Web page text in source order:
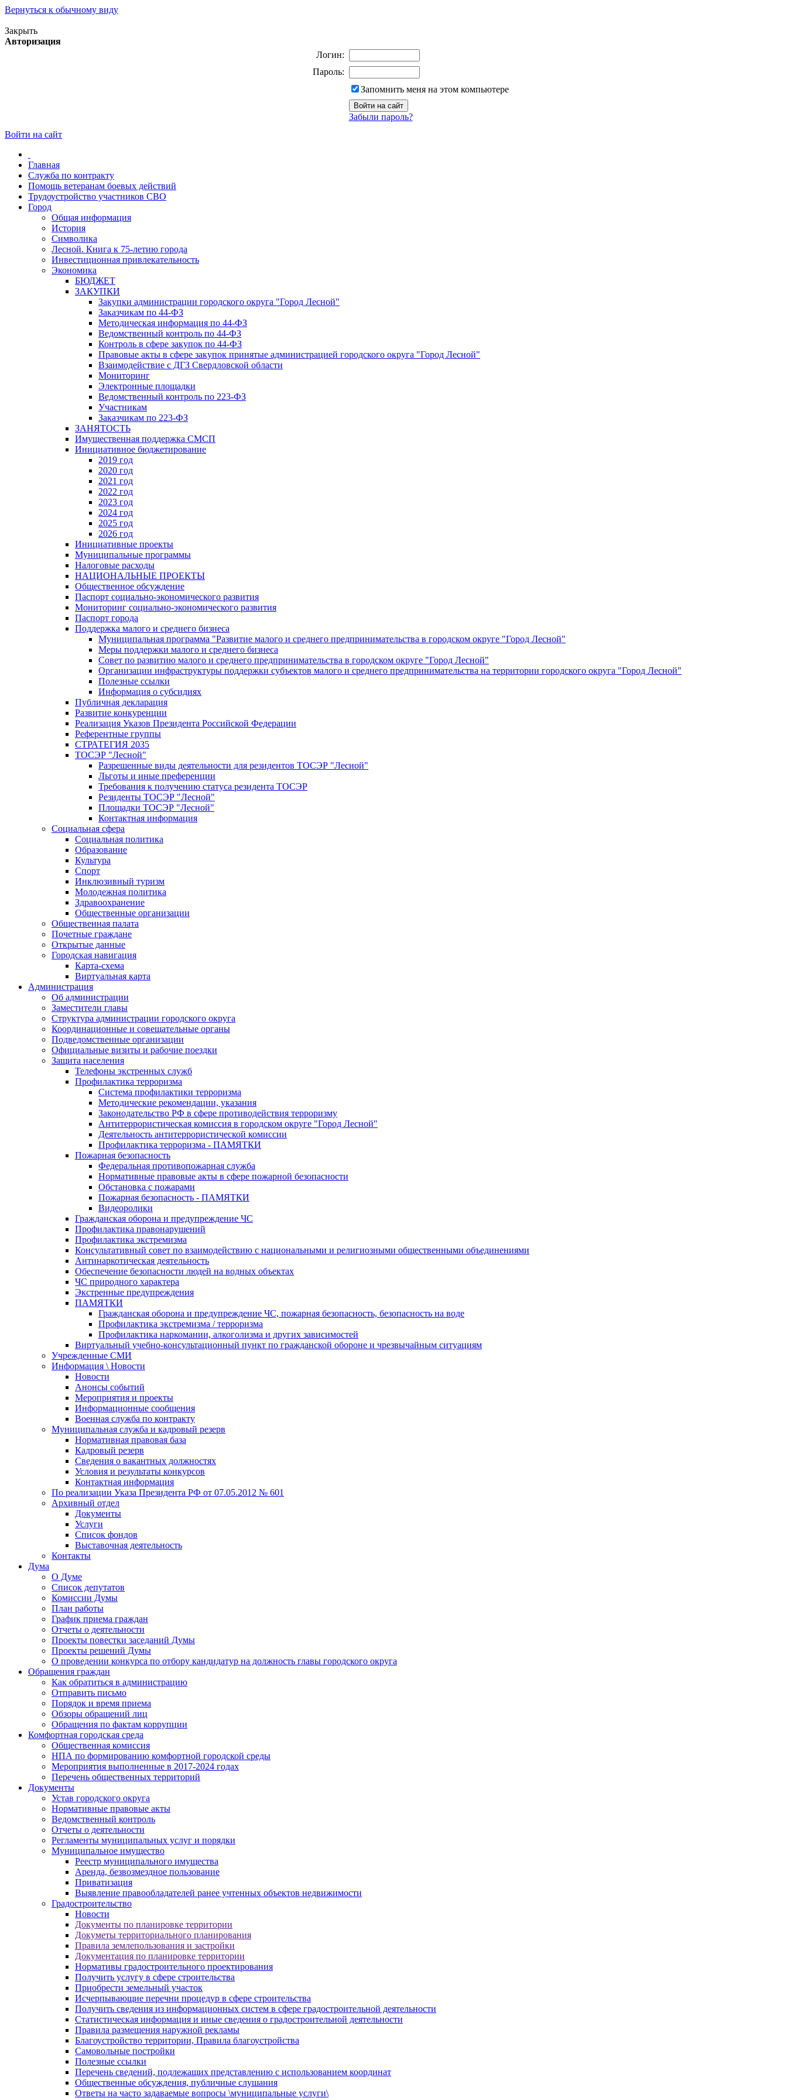
Вернуться к обычному виду
Закрыть
Авторизация
Логин:
Пароль:
Запомнить меня на этом компьютере
Забыли пароль?
Войти на сайт
Главная
Служба по контракту
Помощь ветеранам боевых действий
Трудоустройство участников СВО
Город
Общая информация
История
Символика
Лесной. Книга к 75-летию города
Инвестиционная привлекательность
Экономика
БЮДЖЕТ
ЗАКУПКИ
Закупки администрации городского округа "Город Лесной"
Заказчикам по 44-ФЗ
Методическая информация по 44-ФЗ
Ведомственный контроль по 44-ФЗ
Контроль в сфере закупок по 44-ФЗ
Правовые акты в сфере закупок принятые администрацией городского округа "Город Лесной"
Взаимодействие с ДГЗ Свердловской области
Мониторинг
Электронные площадки
Ведомственный контроль по 223-ФЗ
Участникам
Заказчикам по 223-ФЗ
ЗАНЯТОСТЬ
Имущественная поддержка СМСП
Инициативное бюджетирование
2019 год
2020 год
2021 год
2022 год
2023 год
2024 год
2025 год
2026 год
Инициативные проекты
Муниципальные программы
Налоговые расходы
НАЦИОНАЛЬНЫЕ ПРОЕКТЫ
Общественное обсуждение
Паспорт социально-экономического развития
Мониторинг социально-экономического развития
Паспорт города
Поддержка малого и среднего бизнеса
Муниципальная программа "Развитие малого и среднего предпринимательства в городском округе "Город Лесной"
Меры поддержки малого и среднего бизнеса
Совет по развитию малого и среднего предпринимательства в городском округе "Город Лесной"
Организации инфраструктуры поддержки субъектов малого и среднего предпринимательства на территории городского округа "Город Лесной"
Полезные ссылки
Информация о субсидиях
Публичная декларация
Развитие конкуренции
Реализация Указов Президента Российской Федерации
Референтные группы
СТРАТЕГИЯ 2035
ТОСЭР "Лесной"
Разрешенные виды деятельности для резидентов ТОСЭР "Лесной"
Льготы и иные преференции
Требования к получению статуса резидента ТОСЭР
Резиденты ТОСЭР "Лесной"
Площадки ТОСЭР "Лесной"
Контактная информация
Социальная сфера
Социальная политика
Образование
Культура
Спорт
Инклюзивный туризм
Молодежная политика
Здравоохранение
Общественные организации
Общественная палата
Почетные граждане
Открытые данные
Городская навигация
Карта-схема
Виртуальная карта
Администрация
Об администрации
Заместители главы
Структура администрации городского округа
Координационные и совещательные органы
Подведомственные организации
Официальные визиты и рабочие поездки
Защита населения
Телефоны экстренных служб
Профилактика терроризма
Система профилактики терроризма
Методические рекомендации, указания
Законодательство РФ в сфере противодействия терроризму
Антитеррористическая комиссия в городском округе "Город Лесной"
Деятельность антитеррористической комиссии
Профилактика терроризма - ПАМЯТКИ
Пожарная безопасность
Федеральная противопожарная служба
Нормативные правовые акты в сфере пожарной безопасности
Обстановка с пожарами
Пожарная безопасность - ПАМЯТКИ
Видеоролики
Гражданская оборона и предупреждение ЧС
Профилактика правонарушений
Профилактика экстремизма
Консультативный совет по взаимодействию с национальными и религиозными общественными объединениями
Антинаркотическая деятельность
Обеспечение безопасности людей на водных объектах
ЧС природного характера
Экстренные предупреждения
ПАМЯТКИ
Гражданская оборона и предупреждение ЧС, пожарная безопасность, безопасность на воде
Профилактика экстремизма / терроризма
Профилактика наркомании, алкоголизма и других зависимостей
Виртуальный учебно-консультационный пункт по гражданской обороне и чрезвычайным ситуациям
Учрежденные СМИ
Информация \ Новости
Новости
Анонсы событий
Мероприятия и проекты
Информационные сообщения
Военная служба по контракту
Муниципальная служба и кадровый резерв
Нормативная правовая база
Кадровый резерв
Сведения о вакантных должностях
Условия и результаты конкурсов
Контактная информация
По реализации Указа Президента РФ от 07.05.2012 № 601
Архивный отдел
Документы
Услуги
Список фондов
Выставочная деятельность
Контакты
Дума
О Думе
Список депутатов
Комиссии Думы
План работы
График приема граждан
Отчеты о деятельности
Проекты повестки заседаний Думы
Проекты решений Думы
О проведении конкурса по отбору кандидатур на должность главы городского округа
Обращения граждан
Как обратиться в администрацию
Отправить письмо
Порядок и время приема
Обзоры обращений лиц
Обращения по фактам коррупции
Комфортная городская среда
Общественная комиссия
НПА по формированию комфортной городской среды
Мероприятия выполненные в 2017-2024 годах
Перечень общественных территорий
Документы
Устав городского округа
Нормативные правовые акты
Ведомственный контроль
Отчеты о деятельности
Регламенты муниципальных услуг и порядки
Муниципальное имущество
Реестр муниципального имущества
Аренда, безвозмездное пользование
Приватизация
Выявление правообладателей ранее учтенных объектов недвижимости
Градостроительство
Новости
Документы по планировке территории
Докуметы территориального планирования
Правила землепользования и застройки
Документация по планировке территории
Нормативы градостроительного проектирования
Получить услугу в сфере строительства
Приобрести земельный участок
Исчерпывающие перечни процедур в сфере строительства
Получить сведения из информационных систем в сфере градостроительной деятельности
Статистическая информация и иные сведения о градостроительной деятельности
Правила размещения наружной рекламы
Благоустройство территории, Правила благоустройства
Самовольные постройки
Полезные ссылки
Перечень сведений, подлежащих представлению с использованием координат
Общественные обсуждения, публичные слушания
Ответы на часто задаваемые вопросы \муниципальные услуги\